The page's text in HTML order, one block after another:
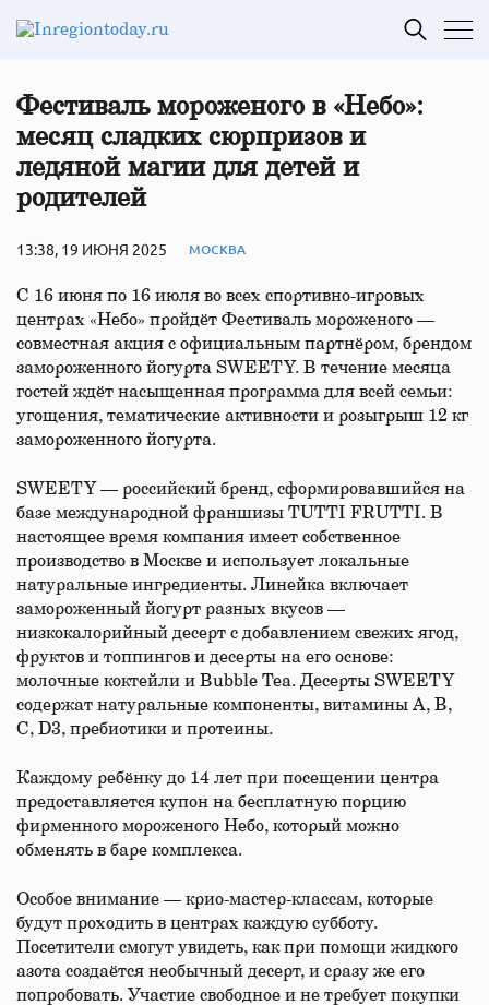
Фестиваль мороженого в «Небо»:
месяц сладких сюрпризов и
ледяной магии для детей и
родителей
13:38, 19 ИЮНЯ 2025 МОСКВА
С 16 июня по 16 июля во всех спортивно-игровых
центрах «Небо» пройдёт Фестиваль мороженого —
совместная акция с официальным партнёром, брендом
замороженного йогурта SWEETY. В течение месяца
гостей ждёт насыщенная программа для всей семьи:
угощения, тематические активности и розыгрыш 12 кг
замороженного йогурта.
SWEETY — российский бренд, сформировавшийся на
базе международной франшизы TUTTI FRUTTI. В
настоящее время компания имеет собственное
производство в Москве и использует локальные
натуральные ингредиенты. Линейка включает
замороженный йогурт разных вкусов —
низкокалорийный десерт с добавлением свежих ягод,
фруктов и топпингов и десерты на его основе:
молочные коктейли и Bubble Tea. Десерты SWEETY
содержат натуральные компоненты, витамины A, B,
C, D3, пребиотики и протеины.
Каждому ребёнку до 14 лет при посещении центра
предоставляется купон на бесплатную порцию
фирменного мороженого Небо, который можно
обменять в баре комплекса.
Особое внимание — крио-мастер-классам, которые
будут проходить в центрах каждую субботу.
Посетители смогут увидеть, как при помощи жидкого
азота создаётся необычный десерт, и сразу же его
попробовать. Участие свободное и не требует покупки